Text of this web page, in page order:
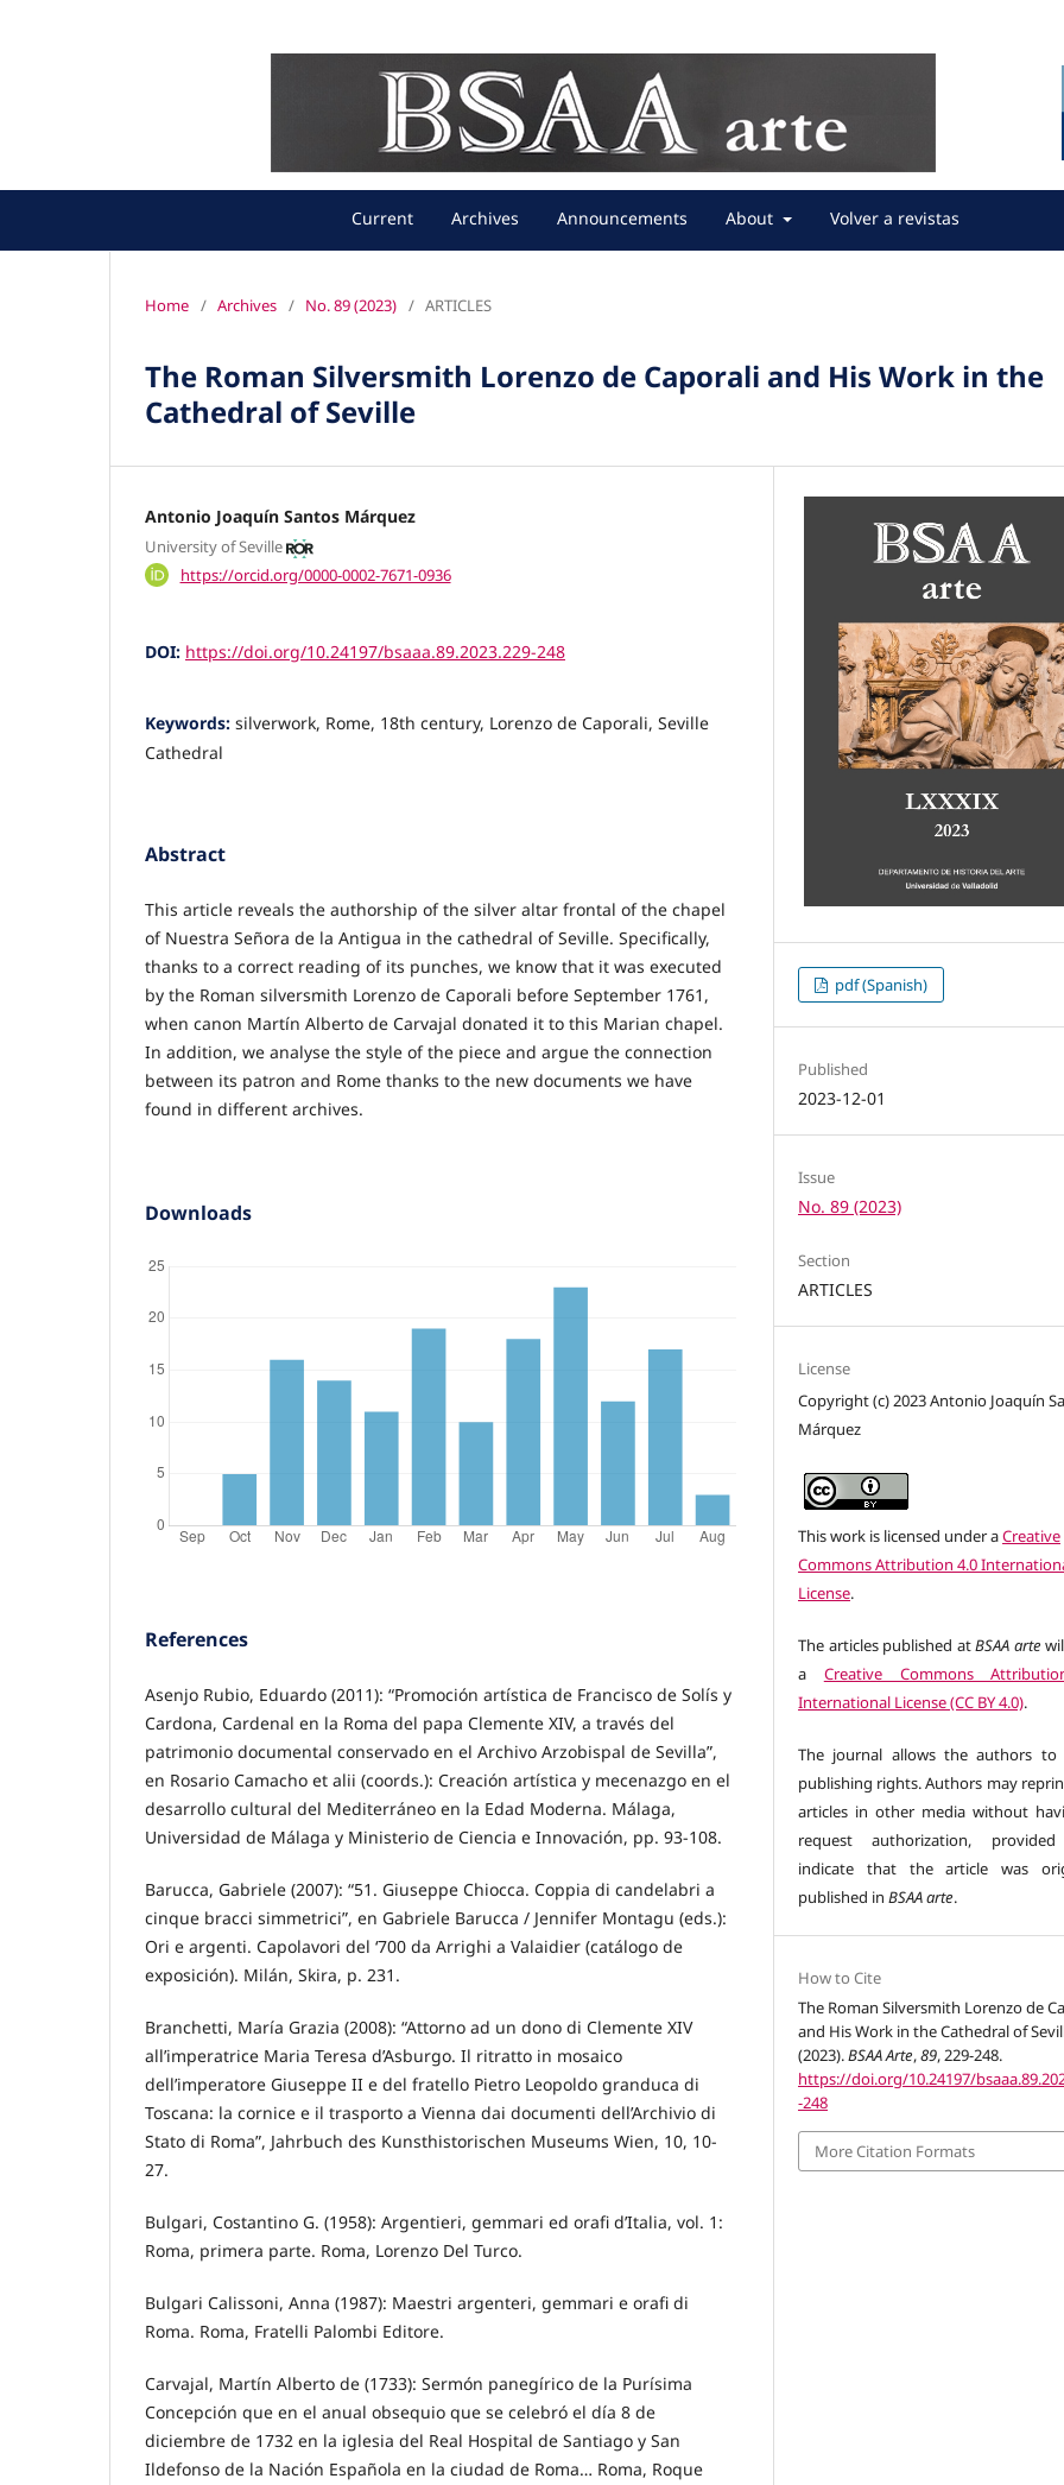
Current Archives Announcements About Volver a revistas
Home / Archives / No. 89 (2023) / ARTICLES
The Roman Silversmith Lorenzo de Caporali and His Work in the
Cathedral of Seville
Antonio Joaquín Santos Márquez
University of Seville
https://orcid.org/0000-0002-7671-0936
DOI: https://doi.org/10.24197/bsaaa.89.2023.229-248
Keywords: silverwork, Rome, 18th century, Lorenzo de Caporali, Seville
Cathedral
Abstract
This article reveals the authorship of the silver altar frontal of the chapel
of Nuestra Señora de la Antigua in the cathedral of Seville. Specifically,
thanks to a correct reading of its punches, we know that it was executed
by the Roman silversmith Lorenzo de Caporali before September 1761,
when canon Martín Alberto de Carvajal donated it to this Marian chapel.
In addition, we analyse the style of the piece and argue the connection
between its patron and Rome thanks to the new documents we have
found in different archives.
Downloads
References
Asenjo Rubio, Eduardo (2011): “Promoción artística de Francisco de Solís y
Cardona, Cardenal en la Roma del papa Clemente XIV, a través del
patrimonio documental conservado en el Archivo Arzobispal de Sevilla”,
en Rosario Camacho et alii (coords.): Creación artística y mecenazgo en el
desarrollo cultural del Mediterráneo en la Edad Moderna. Málaga,
Universidad de Málaga y Ministerio de Ciencia e Innovación, pp. 93-108.
Barucca, Gabriele (2007): “51. Giuseppe Chiocca. Coppia di candelabri a
cinque bracci simmetrici”, en Gabriele Barucca / Jennifer Montagu (eds.):
Ori e argenti. Capolavori del ‘700 da Arrighi a Valaidier (catálogo de
exposición). Milán, Skira, p. 231.
Branchetti, María Grazia (2008): “Attorno ad un dono di Clemente XIV
all’imperatrice Maria Teresa d’Asburgo. Il ritratto in mosaico
dell’imperatore Giuseppe II e del fratello Pietro Leopoldo granduca di
Toscana: la cornice e il trasporto a Vienna dai documenti dell’Archivio di
Stato di Roma”, Jahrbuch des Kunsthistorischen Museums Wien, 10, 10-
27.
Bulgari, Costantino G. (1958): Argentieri, gemmari ed orafi d’Italia, vol. 1:
Roma, primera parte. Roma, Lorenzo Del Turco.
Bulgari Calissoni, Anna (1987): Maestri argenteri, gemmari e orafi di
Roma. Roma, Fratelli Palombi Editore.
Carvajal, Martín Alberto de (1733): Sermón panegírico de la Purísima
Concepción que en el anual obsequio que se celebró el día 8 de
diciembre de 1732 en la iglesia del Real Hospital de Santiago y San
Ildefonso de la Nación Española en la ciudad de Roma… Roma, Roque
pdf (Spanish)
Published
2023-12-01
Issue
No. 89 (2023)
Section
ARTICLES
License
Copyright (c) 2023 Antonio Joaquín
Márquez
This work is licensed under aCreative
Commons Attribution 4.0
License.
The articles published atBSAA arte
a Creative Commons
International License (CC BY 4.0).
The journal allows the authors to
publishing rights. Authors may
articles in other media without
request authorization,
indicate that the article was
published inBSAA arte.
How to Cite
The Roman Silversmith Lorenzo de
and His Work in the Cathedral of
(2023).BSAA Arte,89, 229-248.
https://doi.org/10.24197/
-248
More Citation Formats